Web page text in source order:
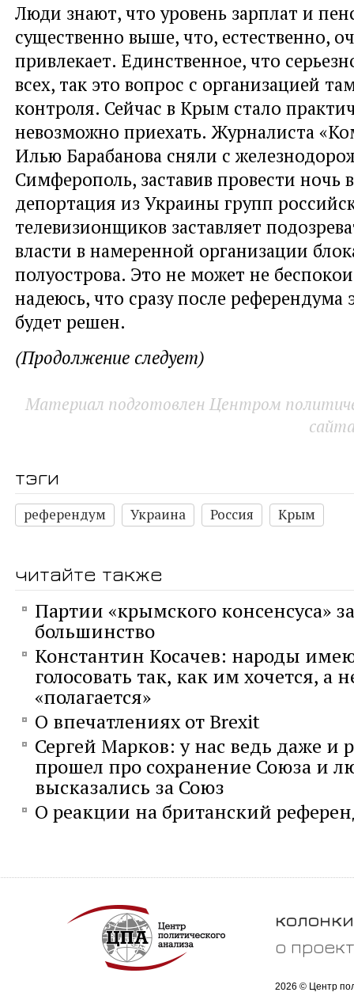
Люди знают, что уровень зарплат и
существенно выше, что, естественно,
привлекает. Единственное, что
всех, так это вопрос с организацией
контроля. Сейчас в Крым стало
невозможно приехать. Журналиста
Илью Барабанова сняли с
Симферополь, заставив провести ночь
депортация из Украины групп
телевизионщиков заставляет
власти в намеренной организации
полуострова. Это не может не
надеюсь, что сразу после референдума
будет решен.
(Продолжение следует)
Материал подготовлен Центром
тэги
референдум Украина Россия Крым
читайте также
Партии «крымского консенсуса»
большинство
Константин Косачев: народы
голосовать так, как им хочется, а
«полагается»
О впечатлениях от Brexit
Сергей Марков: у нас ведь даже и
прошел про сохранение Союза и
высказались за Союз
О реакции на британский
колонки
о
2026 © Центр